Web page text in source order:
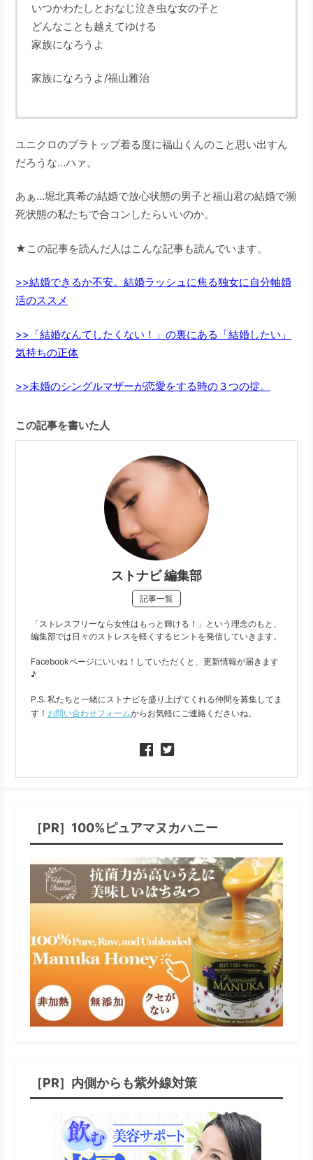
いつかわたしとおなじ泣き虫な女の子と
どんなことも越えてゆける
家族になろうよ
家族になろうよ/福山雅治
ユニクロのブラトップ着る度に福山くんのこと思い出すん
だろうな…ハァ。
あぁ…堀北真希の結婚で放心状態の男子と福山君の結婚で瀕
死状態の私たちで合コンしたらいいのか。
★この記事を読んだ人はこんな記事も読んでいます。
>>結婚できるか不安。結婚ラッシュに焦る独女に自分軸婚
活のススメ
>>「結婚なんてしたくない！」の裏にある「結婚したい」
気持ちの正体
>>未婚のシングルマザーが恋愛をする時の３つの掟。
この記事を書いた人
ストナビ 編集部
記事一覧
「ストレスフリーなら女性はもっと輝ける！」という理念のもと、
編集部では日々のストレスを軽くするヒントを発信していきます。
Facebookページにいいね！していただくと、更新情報が届きます
♪
P.S. 私たちと一緒にストナビを盛り上げてくれる仲間を募集してま
す！ お問い合わせフォームからお気軽にご連絡くださいね。
［PR］100%ピュアマヌカハニー
［PR］内側からも紫外線対策